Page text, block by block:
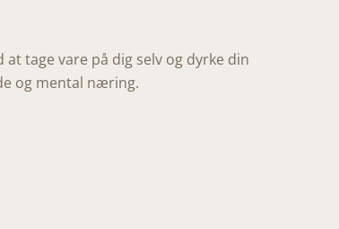
tage vare på dig selv og dyrke din
og mental næring.